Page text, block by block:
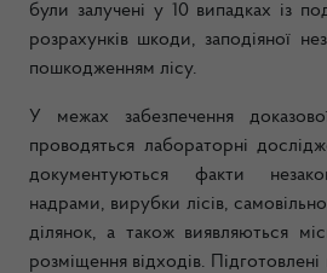
були залучені у 10 випадках із
розрахунків шкоди, заподіяної
пошкодженням лісу.
У межах забезпечення
проводяться лабораторні
документуються факти
надрами, вирубки лісів,
ділянок, а також виявляються
розміщення відходів.